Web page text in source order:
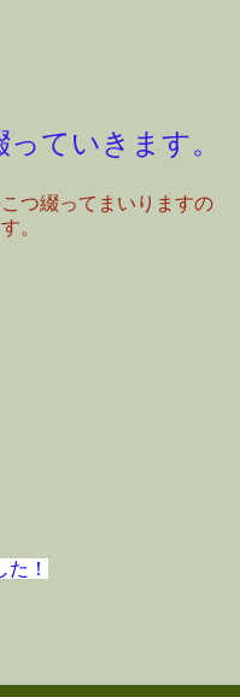
ていきます。
つ綴ってまいりますの
。
！